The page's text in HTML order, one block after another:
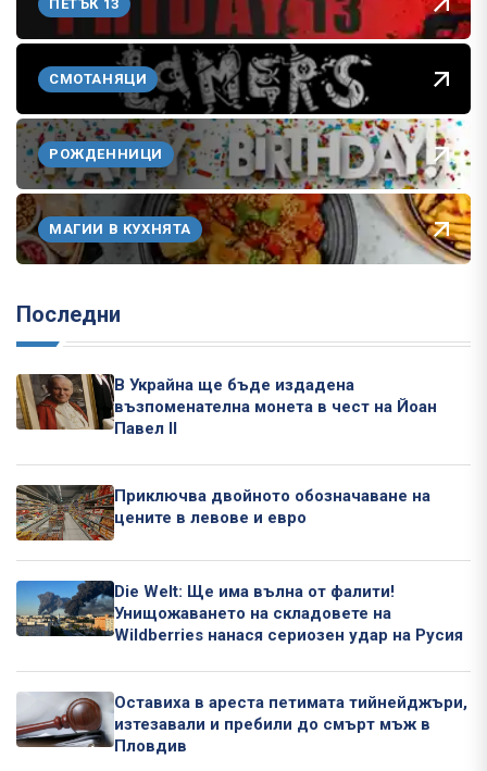
ПЕТЪК 13
СМОТАНЯЦИ
РОЖДЕННИЦИ
МАГИИ В КУХНЯТА
Последни
В Украйна ще бъде издадена
възпоменателна монета в чест на Йоан
Павел II
Приключва двойното обозначаване на
цените в левове и евро
Die Welt: Ще има вълна от фалити!
Унищожаването на складовете на
Wildberries нанася сериозен удар на Русия
Оставиха в ареста петимата тийнейджъри,
изтезавали и пребили до смърт мъж в
Пловдив